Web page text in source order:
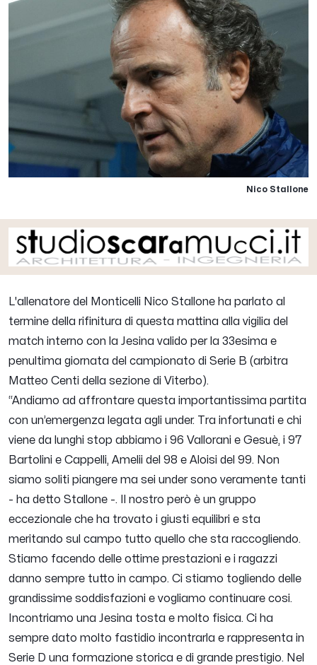
Nico Stallone
L'allenatore del Monticelli Nico Stallone ha parlato al
termine della rifinitura di questa mattina alla vigilia del
match interno con la Jesina valido per la 33esima e
penultima giornata del campionato di Serie B (arbitra
Matteo Centi della sezione di Viterbo).
“Andiamo ad affrontare questa importantissima partita
con un’emergenza legata agli under. Tra infortunati e chi
viene da lunghi stop abbiamo i 96 Vallorani e Gesuè, i 97
Bartolini e Cappelli, Amelii del 98 e Aloisi del 99. Non
siamo soliti piangere ma sei under sono veramente tanti
- ha detto Stallone -.
Il nostro però è un gruppo
eccezionale che ha trovato i giusti equilibri e sta
meritando sul campo tutto quello che sta raccogliendo.
Stiamo facendo delle ottime prestazioni e i ragazzi
danno sempre tutto in campo. Ci stiamo togliendo delle
grandissime soddisfazioni e vogliamo continuare cosi.
Incontriamo una Jesina tosta e molto fisica. Ci ha
sempre dato molto fastidio incontrarla e rappresenta in
Serie D una formazione storica e di grande prestigio. Nel